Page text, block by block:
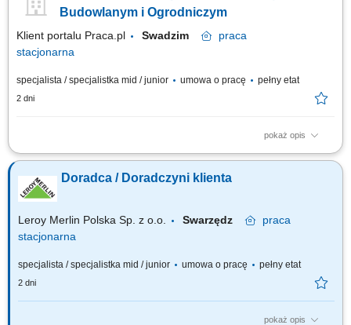
Budowlanym i Ogrodniczym
Klient portalu Praca.pl Swadzim
praca
stacjonarna
specjalista / specjalistka mid / junior umowa o pracę pełny etat
2 dni
pokaż opis
Pomoc klientom w wyborze produktów oraz zapewnienie profesjonalnej
Przygotowywanie zamówień i monitorowanie ich realizacji. Dbanie o
prawidłową prezentację produktów oraz dostępność asortymentu.
Doradca / Doradczyni klienta
Leroy Merlin Polska Sp. z o.o. Swarzędz
praca
stacjonarna
specjalista / specjalistka mid / junior umowa o pracę pełny etat
2 dni
pokaż opis